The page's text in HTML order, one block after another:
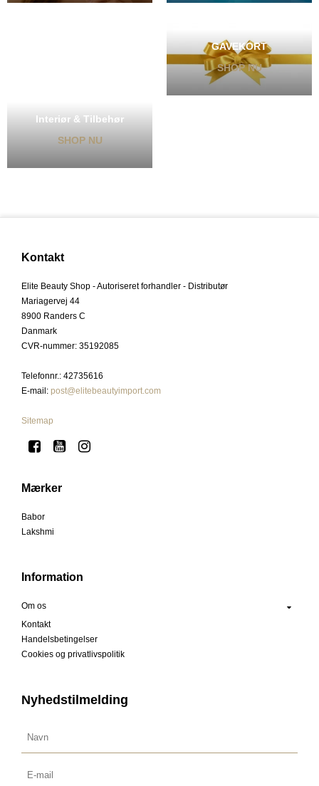
Interiør & Tilbehør
SHOP NU
GAVEKORT
SHOP NU
Kontakt
Elite Beauty Shop - Autoriseret forhandler - Distributør
Mariagervej 44
8900 Randers C
Danmark
CVR-nummer: 35192085
Telefonnr. : 42735616
E-mail: post@elitebeautyimport.com
Sitemap
Mærker
Babor
Lakshmi
Information
Om os
Kontakt
Handelsbetingelser
Cookies og privatlivspolitik
Nyhedstilmelding